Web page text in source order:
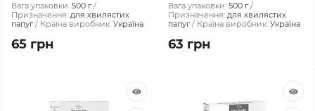
Вага упаковки: 500 г
Призначення: для хвилястих
папуг
Країна виробник: Україна
65 грн
Вага упаковки: 500 г
Призначення: для хвилястих
папуг
Країна виробник: Україна
63 грн